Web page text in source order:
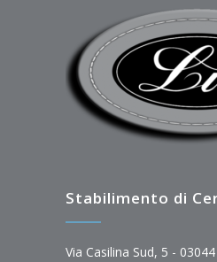
Stabilimento di
Via Casilina Sud, 5 -